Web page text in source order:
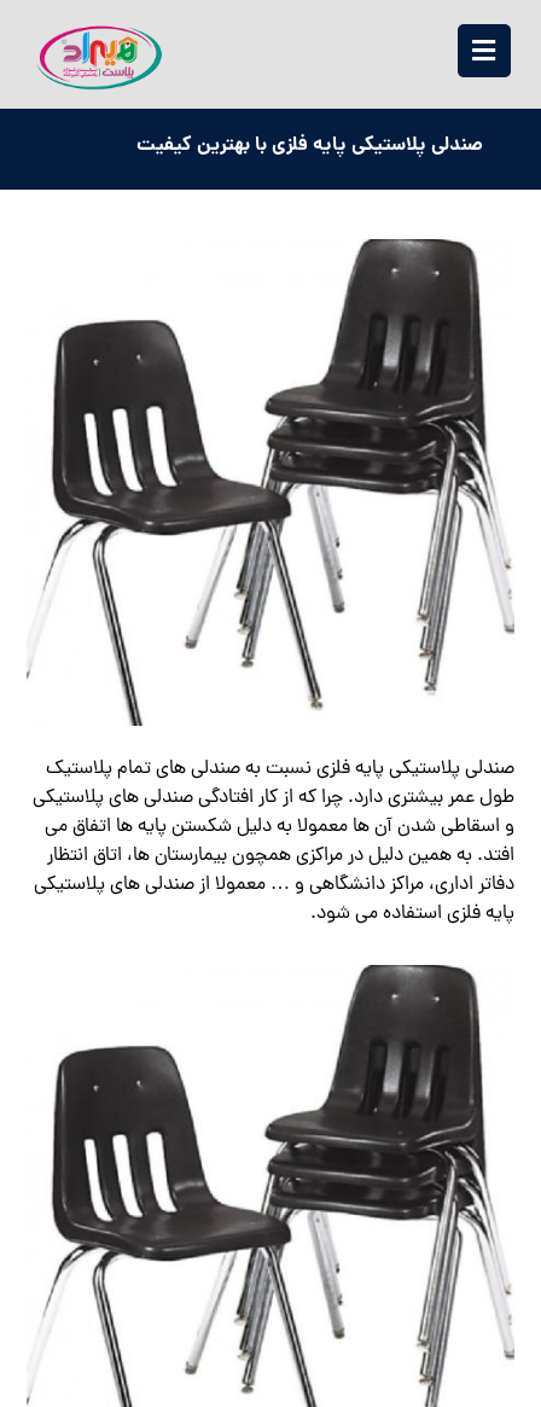
صندلي پلاستيكي پايه فلزي با بهترین کیفیت
صندلي پلاستيكي پايه فلزي نسبت به صندلی های تمام پلاستیک
طول عمر بیشتری دارد. چرا که از کار افتادگی صندلی های پلاستیکی
و اسقاطی شدن آن ها معمولا به دلیل شکستن پایه ها اتفاق می
افتد. به همین دلیل در مراکزی همچون بیمارستان ها، اتاق انتظار
دفاتر اداری، مراکز دانشگاهی و … معمولا از صندلی های پلاستیکی
پایه فلزی استفاده می شود.